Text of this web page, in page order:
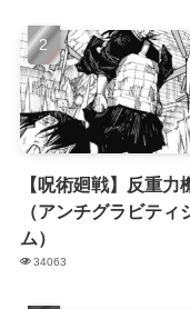
【呪術廻戦】反重力
（アンチグラビティ
ム）
34063